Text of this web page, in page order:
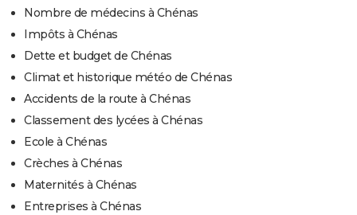
Nombre de médecins à Chénas
Impôts à Chénas
Dette et budget de Chénas
Climat et historique météo de Chénas
Accidents de la route à Chénas
Classement des lycées à Chénas
Ecole à Chénas
Crèches à Chénas
Maternités à Chénas
Entreprises à Chénas